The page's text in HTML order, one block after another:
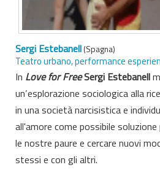
Sergi Estebanell(Spagna)
Teatro urbano, performance
In Love for FreeSergi Estebanell
un’esplorazione sociologica alla
in una società narcisistica e
all'amore come possibile
le nostre paure e cercare nuovi
stessi e con gli altri.